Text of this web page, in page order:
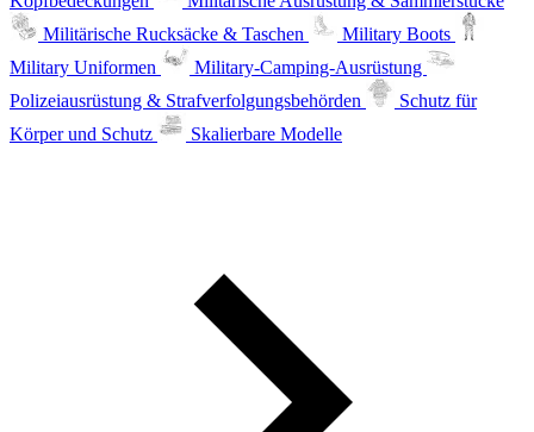
Militärische Rucksäcke & Taschen
Military Boots
Military Uniformen
Military-Camping-Ausrüstung
Polizeiausrüstung & Strafverfolgungsbehörden
Schutz für
Körper und Schutz
Skalierbare Modelle